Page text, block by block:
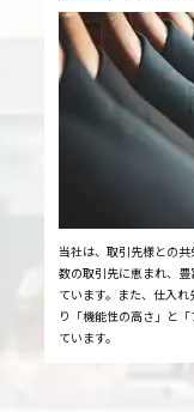
当社は、取引先様との
数の取引先に恵まれ、
ています。また、仕入
り「機能性の高さ」と
ています。